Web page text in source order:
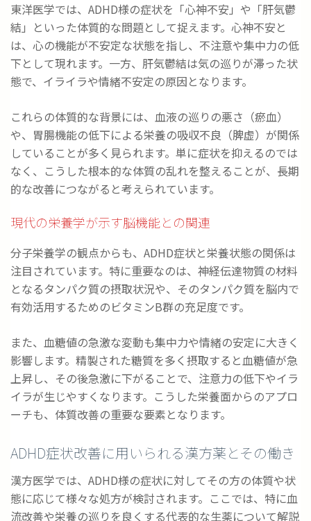
東洋医学では、ADHD様の症状を「心神不安」や「肝気鬱
結」といった体質的な問題として捉えます。心神不安と
は、心の機能が不安定な状態を指し、不注意や集中力の低
下として現れます。一方、肝気鬱結は気の巡りが滞った状
態で、イライラや情緒不安定の原因となります。
これらの体質的な背景には、血液の巡りの悪さ（瘀血）
や、胃腸機能の低下による栄養の吸収不良（脾虚）が関係
していることが多く見られます。単に症状を抑えるのでは
なく、こうした根本的な体質の乱れを整えることが、長期
的な改善につながると考えられています。
現代の栄養学が示す脳機能との関連
分子栄養学の観点からも、ADHD症状と栄養状態の関係は
注目されています。特に重要なのは、神経伝達物質の材料
となるタンパク質の摂取状況や、そのタンパク質を脳内で
有効活用するためのビタミンB群の充足度です。
また、血糖値の急激な変動も集中力や情緒の安定に大きく
影響します。精製された糖質を多く摂取すると血糖値が急
上昇し、その後急激に下がることで、注意力の低下やイラ
イラが生じやすくなります。こうした栄養面からのアプロ
ーチも、体質改善の重要な要素となります。
ADHD症状改善に用いられる漢方薬とその働き
漢方医学では、ADHD様の症状に対してその方の体質や状
態に応じて様々な処方が検討されます。ここでは、特に血
流改善や栄養の巡りを良くする代表的な生薬について解説